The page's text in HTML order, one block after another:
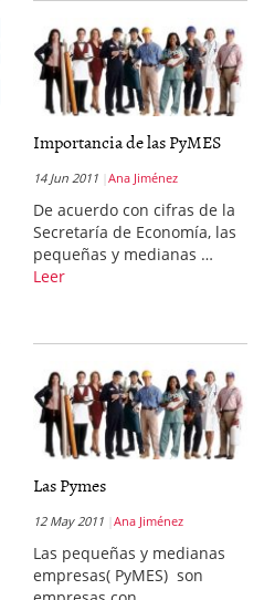
Importancia de las PyMES
14 Jun 2011 Ana Jiménez
De acuerdo con cifras de la
Secretaría de Economía, las
pequeñas y medianas …
Leer
Las Pymes
12 May 2011 Ana Jiménez
Las pequeñas y medianas
empresas( PyMES) son